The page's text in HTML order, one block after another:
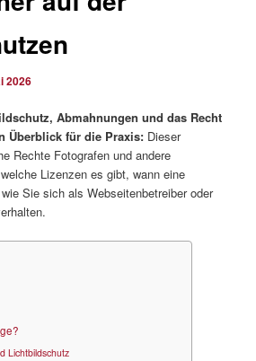
2026
Abmahnungen und das Recht
Überblick für die Praxis: Dieser
Rechte Fotografen und andere
Lizenzen es gibt, wann eine
Sie sich als Webseitenbetreiber oder
Lichtbildschutz